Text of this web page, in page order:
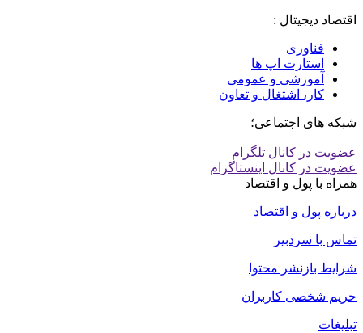
اقتصاد دیجیتال :
فناوری
استارت اپ ها
آموزشی و عمومی
کار، اشتغال و تعاون
شبکه های اجتماعی؛
عضویت در کانال تلگرام
عضویت در کانال اینستاگرام
همراه با پول و اقتصاد
درباره پول و اقتصاد
تماس با سردبیر
شرایط بازنشر محتوا
حریم شخصی کاربران
تبلیغات